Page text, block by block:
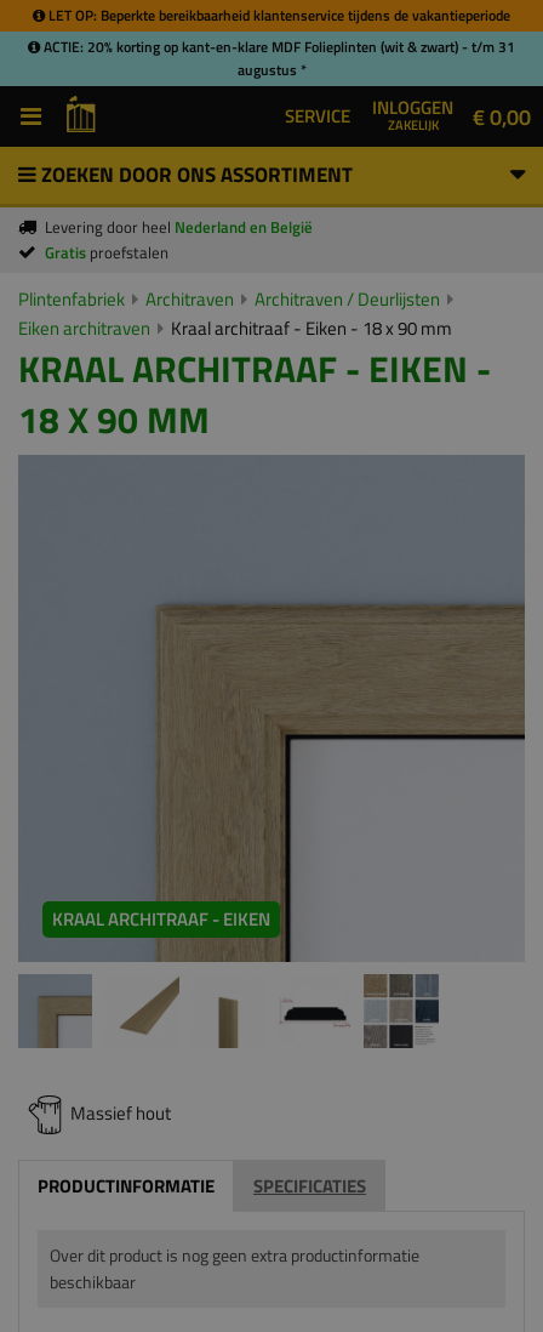
LET OP: Beperkte bereikbaarheid klantenservice tijdens de vakantieperiode
ACTIE: 20% korting op kant-en-klare MDF Folieplinten (wit & zwart) - t/m 31
augustus *
SERVICE INLOGGEN
ZAKELIJK € 0,00
ZOEKEN DOOR ONS ASSORTIMENT
Levering door heel Nederland en België
Gratis proefstalen
Plintenfabriek Architraven
Architraven / Deurlijsten
Eiken architraven
Kraal architraaf - Eiken - 18 x 90 mm
KRAAL ARCHITRAAF - EIKEN -
18 X 90 MM
KRAAL ARCHITRAAF - EIKEN
Massief hout
PRODUCTINFORMATIE SPECIFICATIES
Over dit product is nog geen extra productinformatie
beschikbaar